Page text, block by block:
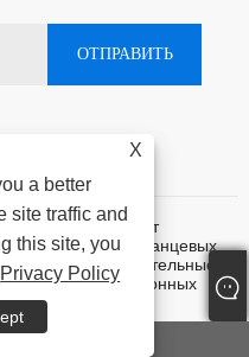
2023 Нинбо Кассит
- Комплекты фланцевых
уплотнительные
для компрессионных
защищены.
|AMP
X
a better
site traffic and
this site, you
Privacy Policy